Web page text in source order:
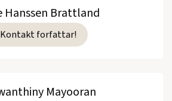
Hanssen Brattland
Kontakt forfattar!
Mayooran